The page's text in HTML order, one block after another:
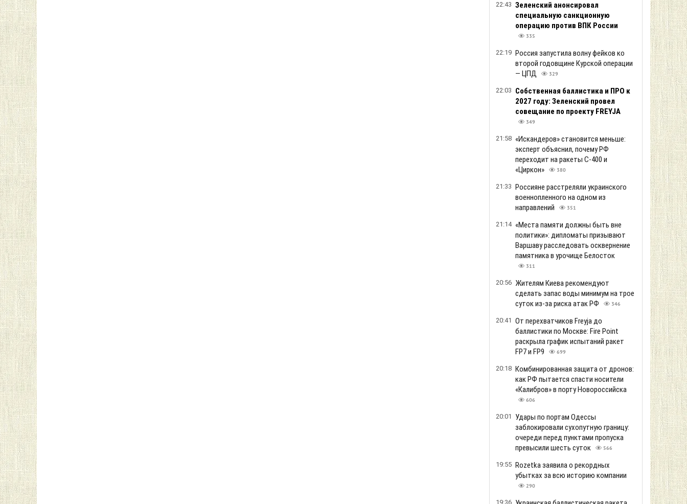
22:43 Зеленский анонсировал
специальную санкционную
операцию против ВПК России
335
22:19 Россия запустила волну фейков ко
второй годовщине Курской операции
— ЦПД
329
22:03 Собственная баллистика и ПРО к
2027 году: Зеленский провел
совещание по проекту FREYJA
349
21:58 «Искандеров» становится меньше:
эксперт объяснил, почему РФ
переходит на ракеты С-400 и
«Циркон»
380
21:33 Россияне расстреляли украинского
военнопленного на одном из
направлений
351
21:14 «Места памяти должны быть вне
политики»: дипломаты призывают
Варшаву расследовать осквернение
памятника в урочище Белосток
311
20:56 Жителям Киева рекомендуют
сделать запас воды минимум на трое
суток из-за риска атак РФ
346
20:41 От перехватчиков Freyja до
баллистики по Москве: Fire Point
раскрыла график испытаний ракет
FP7 и FP9
699
20:18 Комбинированная защита от дронов:
как РФ пытается спасти носители
«Калибров» в порту Новороссийска
606
20:01
Удары по портам Одессы
заблокировали сухопутную границу:
очереди перед пунктами пропуска
превысили шесть суток
566
19:55 Rozetka заявила о рекордных
убытках за всю историю компании
290
19:36